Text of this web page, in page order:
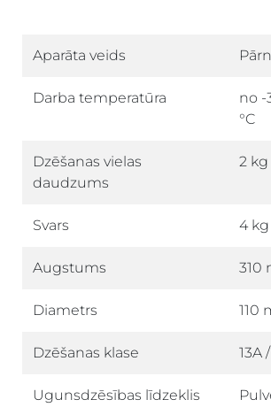
Aparāta veids
Darba temperatūra
no -
°C
Dzēšanas vielas
daudzums
2 kg
Svars 4 kg
Augstums 310
Diametrs 110
Dzēšanas klase 13A
Ugunsdzēsības līdzeklis